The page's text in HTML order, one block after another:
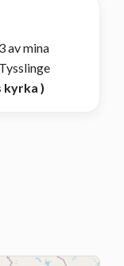
av mina
kyrka )